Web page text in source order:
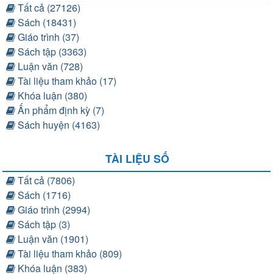
Tất cả (27126)
Sách (18431)
Giáo trình (37)
Sách tập (3363)
Luận văn (728)
Tài liệu tham khảo (17)
Khóa luận (380)
Ấn phẩm định kỳ (7)
Sách huyện (4163)
TÀI LIỆU SỐ
Tất cả (7806)
Sách (1716)
Giáo trình (2994)
Sách tập (3)
Luận văn (1901)
Tài liệu tham khảo (809)
Khóa luận (383)